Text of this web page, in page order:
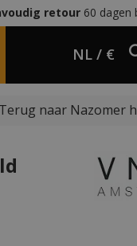
retour60 dagen
NL / €
Terug naar Nazomer